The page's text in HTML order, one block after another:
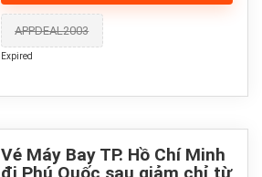
APPDEAL2003
Expired
Vé Máy Bay TP. Hồ Chí Minh